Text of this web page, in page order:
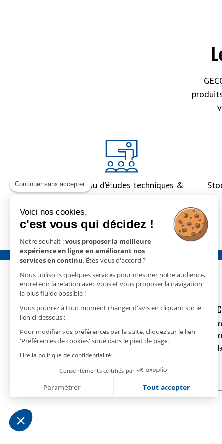
Continuer sans accepter
Voici nos cookies,
c'est vous qui décidez !
Notre souhait :vous proposer la meilleure
expérience en ligne en améliorant nos
services en continu. Êtes-vous d'accord ?
Nous utilisons quelques services pour mesurer notre audience,
entretenir la relation avec vous et vous proposer la navigation
la plus fluide possible !
Vous pourrez à tout moment changer d'avis en cliquant sur le
lien ci-dessous :
Pour modifier vos préférences par la suite, cliquez sur le lien
'Préférences de cookies' situé dans le pied de page.
Lire la politique de confidentialité
Consentements certifiés par
Paramétrer Tout accepter
Notre plateforme vous permet d'adapter et de gérer
Un bureau d’études techniques &
GECO- 15 rue Nicolas Cugnot
67410 DRUSENHEIM
T.+33(0)3 88 18 11 18
contact@geco.fr
Déshumidification
Déshumidification
Déshumidification